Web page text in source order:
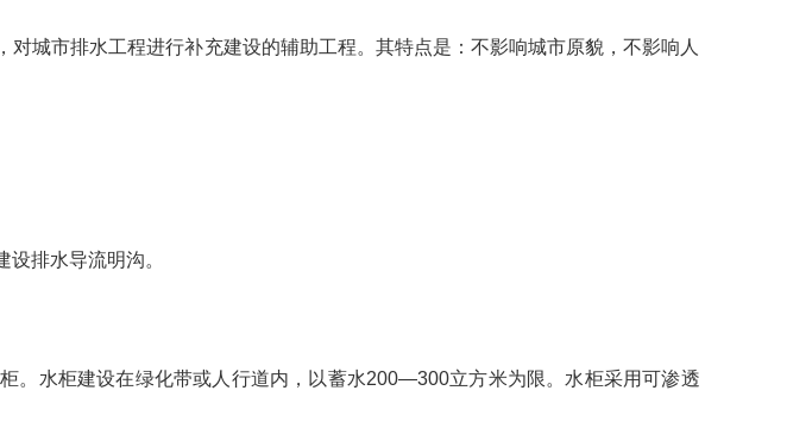
城市排水工程进行补充建设的辅助工程。其特点是：不影响城市原貌，不影响人
排水导流明沟。
。水柜建设在绿化带或人行道内，以蓄水200—300立方米为限。水柜采用可渗透